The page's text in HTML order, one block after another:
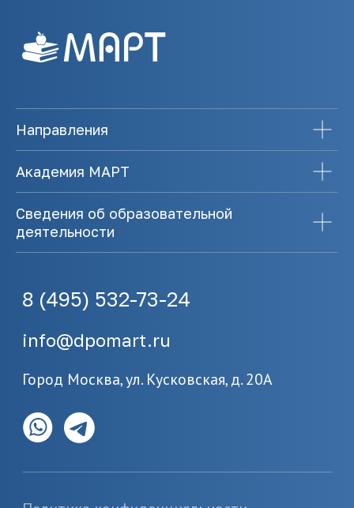
Направления
Академия МАРТ
Сведения об образовательной
деятельности